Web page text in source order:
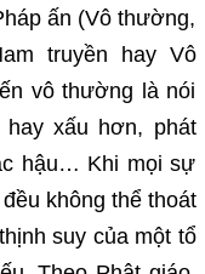
ấn (Vô thường,
truyền hay Vô
vô thường là nói
xấu hơn, phát
hậu… Khi mọi sự
không thể thoát
suy của một tổ